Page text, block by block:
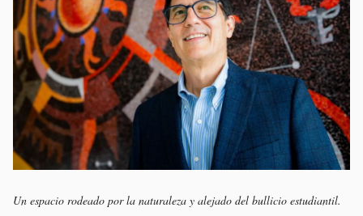
Un espacio rodeado por la naturaleza y alejado del bullicio estudiantil.